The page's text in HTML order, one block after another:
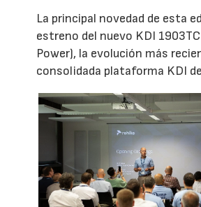
La principal novedad de esta
estreno del nuevo KDI
Power), la evolución más
consolidada plataforma KDI